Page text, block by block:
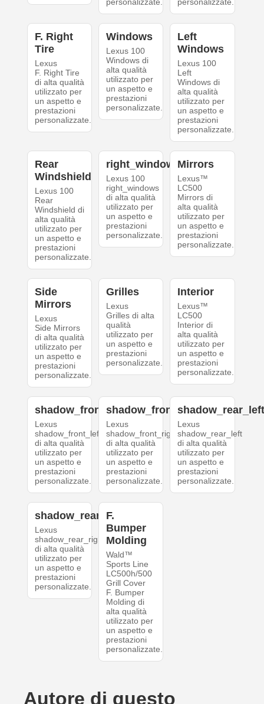
F. Right
Tire
Lexus
F. Right Tire
di alta qualità
utilizzato per
un aspetto e
prestazioni
personalizzate.
Windows
Lexus 100
Windows di
alta qualità
utilizzato per
un aspetto e
prestazioni
personalizzate.
Left
Windows
Lexus 100
Left
Windows di
alta qualità
utilizzato per
un aspetto e
prestazioni
personalizzate.
Rear
Windshield
Lexus 100
Rear
Windshield di
alta qualità
utilizzato per
un aspetto e
prestazioni
personalizzate.
right_windows
Lexus 100
right_windows
di alta qualità
utilizzato per
un aspetto e
prestazioni
personalizzate.
Mirrors
Lexus™
LC500
Mirrors di
alta qualità
utilizzato per
un aspetto e
prestazioni
personalizzate.
Side
Mirrors
Lexus
Side Mirrors
di alta qualità
utilizzato per
un aspetto e
prestazioni
personalizzate.
Grilles
Lexus
Grilles di alta
qualità
utilizzato per
un aspetto e
prestazioni
personalizzate.
Interior
Lexus™
LC500
Interior di
alta qualità
utilizzato per
un aspetto e
prestazioni
personalizzate.
shadow_front_left
Lexus
shadow_front_left
di alta qualità
utilizzato per
un aspetto e
prestazioni
personalizzate.
shadow_front_right
Lexus
shadow_front_right
di alta qualità
utilizzato per
un aspetto e
prestazioni
personalizzate.
Lexus
shadow_rear_left
di alta qualità
utilizzato per
un aspetto e
prestazioni
personalizzate.
shadow_rear_right
Lexus
shadow_rear_right
di alta qualità
utilizzato per
un aspetto e
prestazioni
personalizzate.
F.
Bumper
Molding
Wald™
Sports Line
LC500h/500
Grill Cover
F. Bumper
Molding di
alta qualità
utilizzato per
un aspetto e
prestazioni
personalizzate.
Autore di questo